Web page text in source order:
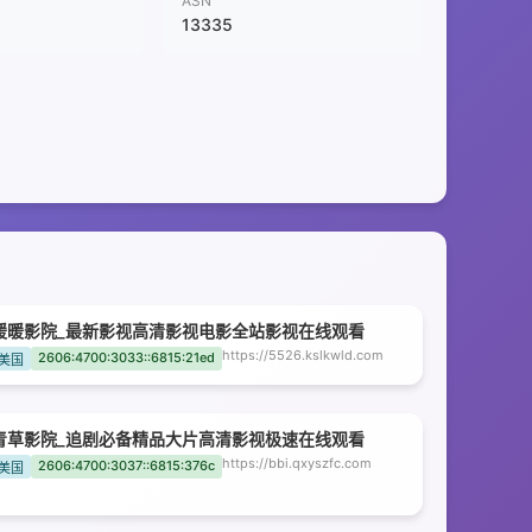
13335
暖影院_最新影视高清影视电影全站影视在线观看
国 2606:4700:3033::6815:21ed https://5526.kslkwld.com
草影院_追剧必备精品大片高清影视极速在线观看
国 2606:4700:3037::6815:376c https://bbi.qxyszfc.com